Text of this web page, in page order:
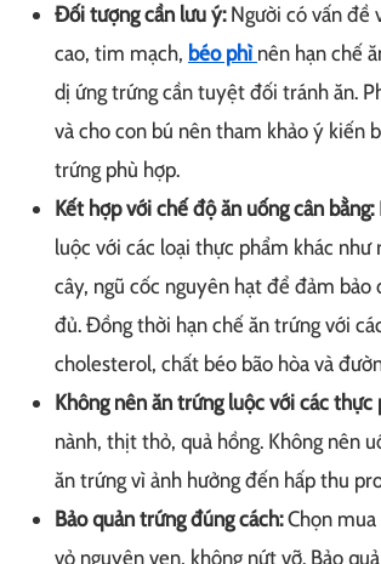
Đối tượng cần lưu ý:Người có vấn đề
cao, tim mạch, béo phì nên hạn chế
dị ứng trứng cần tuyệt đối tránh ăn.
và cho con bú nên tham khảo ý kiến
trứng phù hợp.
Kết hợp với chế độ ăn uống cân bằng:
luộc với các loại thực phẩm khác như
cây, ngũ cốc nguyên hạt để đảm bảo
đủ. Đồng thời hạn chế ăn trứng với
cholesterol, chất béo bão hòa và
Không nên ăn trứng luộc với các thực
nành, thịt thỏ, quả hồng. Không nên
ăn trứng vì ảnh hưởng đến hấp thu
Bảo quản trứng đúng cách:Chọn mua
vỏ nguyên vẹn, không nứt vỡ. Bảo